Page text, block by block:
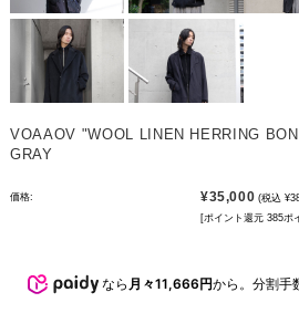
VOAAOV "WOOL LINEN HERRING
GRAY
価格: ¥35,000 (税込
[ポイント還元 385ポ
なら 月々11,666円から。分割手